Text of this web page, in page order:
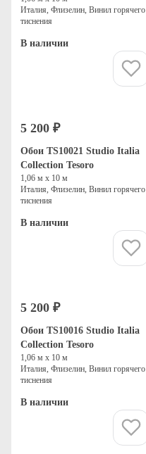
Италия, Флизелин, Винил горячего
тиснения
В наличии
5 200 ₽
Обои TS10021 Studio Italia
Collection Tesoro
1,06 м х 10 м
Италия, Флизелин, Винил горячего
тиснения
В наличии
5 200 ₽
Обои TS10016 Studio Italia
Collection Tesoro
1,06 м х 10 м
Италия, Флизелин, Винил горячего
тиснения
В наличии